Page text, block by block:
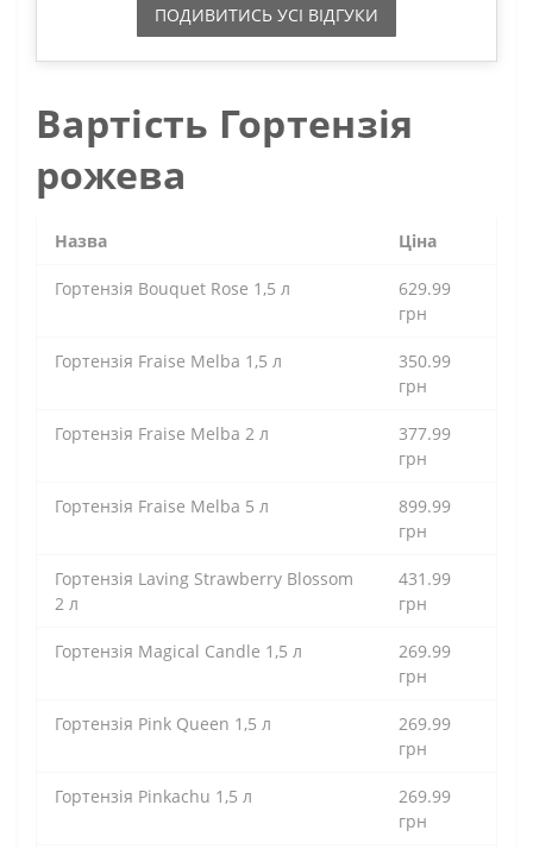
ПОДИВИТИСЬ УСI ВIДГУКИ
Вартість Гортензія
рожева
Назва Ціна
Гортензія Bouquet Rose 1,5 л
629.99
грн
Гортензія Fraise Melba 1,5 л
350.99
грн
Гортензія Fraise Melba 2 л
377.99
грн
Гортензія Fraise Melba 5 л
899.99
грн
Гортензія Laving Strawberry Blossom
2 л
431.99
грн
Гортензія Magical Candle 1,5 л
269.99
грн
Гортензія Pink Queen 1,5 л
269.99
грн
Гортензія Pinkachu 1,5 л
269.99
грн